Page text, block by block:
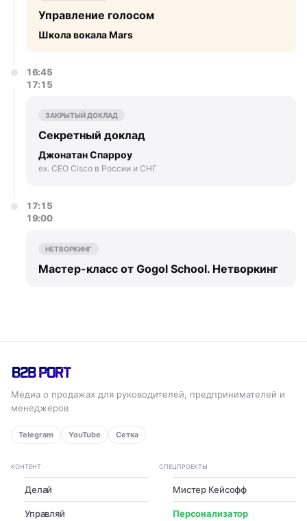
Управление голосом
Школа вокала Mars
16:45
17:15
ЗАКРЫТЫЙ ДОКЛАД
Секретный доклад
Джонатан Спарроу
ex. CEO Cisco в России и СНГ
17:15
19:00
НЕТВОРКИНГ
Мастер-класс от Gogol School. Нетворкинг
Медиа о продажах для руководителей, предпринимателей и
менеджеров
Telegram YouTube Сетка
КОНТЕНТ
Делай
Управляй
СПЕЦПРОЕКТЫ
Мистер Кейсофф
Персонализатор